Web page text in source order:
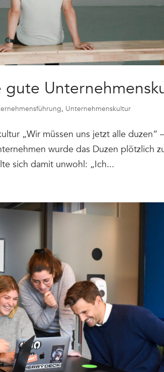
gute
, Unternehmenskultur
„Wir müssen uns jetzt alle duzen“
wurde das Duzen plötzlich
sich damit unwohl: „Ich...